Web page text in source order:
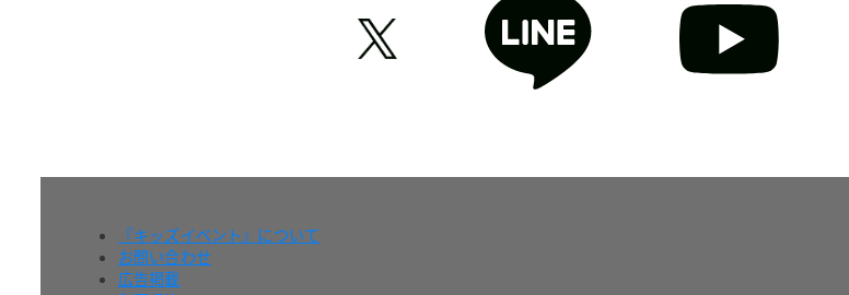
『キッズイベント』について
お問い合わせ
広告掲載